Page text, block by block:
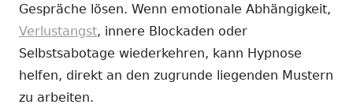
Gespräche lösen. Wenn emotionale Abhängigkeit,
Verlustangst, innere Blockaden oder
Selbstsabotage wiederkehren, kann Hypnose
helfen, direkt an den zugrunde liegenden Mustern
zu arbeiten.